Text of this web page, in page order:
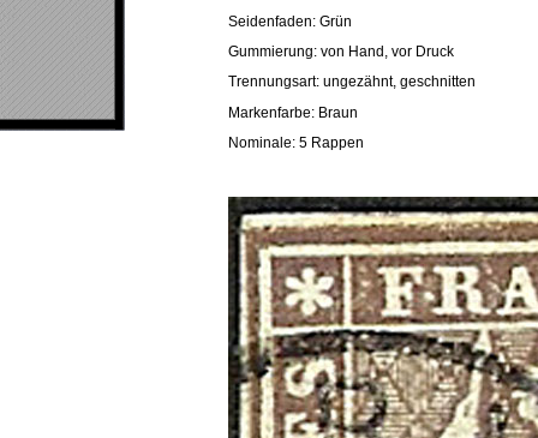
Seidenfaden: Grün
Gummierung: von Hand, vor Druck
Trennungsart: ungezähnt, geschnitten
Markenfarbe: Braun
Nominale: 5 Rappen